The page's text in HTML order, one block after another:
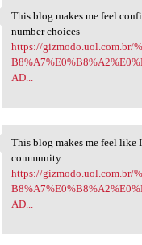
This blog makes me feel
This blog makes me feel
number choices
https://gizmodo.uol.com.br/
AD...
This blog makes me feel
This blog makes me feel like
community
https://gizmodo.uol.com.br/
AD...